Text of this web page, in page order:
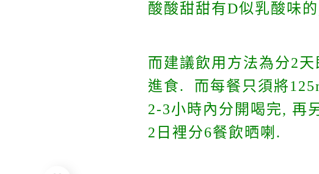
酸酸甜甜有D似乳酸味
而建議飲用方法為分2
進食. 而每餐只須將
2-3小時內分開喝完, 再
2日裡分6餐飲晒喇.